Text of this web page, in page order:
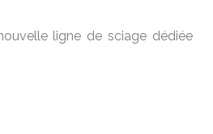
ligne de sciage dédiée